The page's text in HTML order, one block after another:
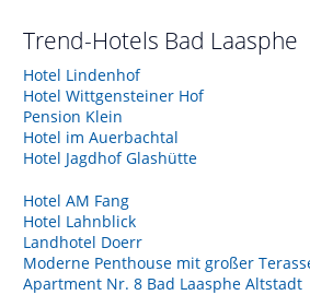
Trend-Hotels Bad Laasphe
Hotel Lindenhof
Hotel Wittgensteiner Hof
Pension Klein
Hotel im Auerbachtal
Hotel Jagdhof Glashütte
Hotel AM Fang
Hotel Lahnblick
Landhotel Doerr
Moderne Penthouse mit großer
Apartment Nr. 8 Bad Laasphe Altstadt